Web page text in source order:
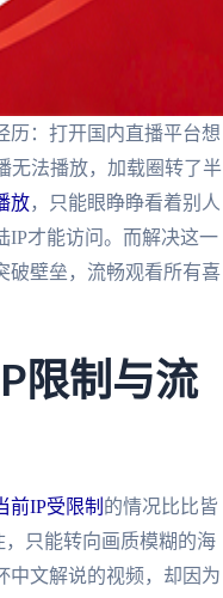
历：打开国内直播平台想
无法播放，加载圈转了半
放，只能眼睁睁看着别人
才能访问。而解决这一
破壁垒，流畅观看所有喜
限制与流
前IP受限制 的情况比比皆
只能转向画质模糊的海
中文解说的视频，却因为